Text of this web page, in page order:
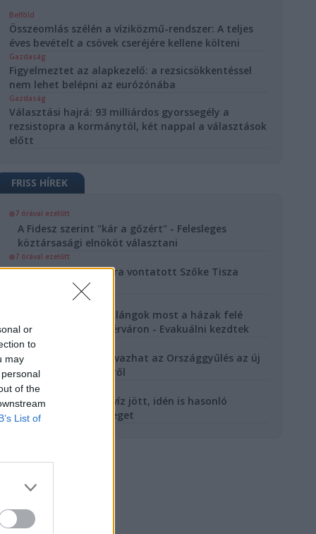
or
to
may
of the
List of
Belföld
Összeomlás szélén a víziközmű-rendszer: A teljes
éves bevételt a csövek cseréjére kellene költeni
Gazdaság
Figyelmeztet az alapkezelő: a rezsicsökkentéssel
nem lehet belépni az eurózónába
Gazdaság
Választási hajrá: 93 milliárdos gyorssegély a
rezsistopra a kormánytól, két nappal a választások
előtt
FRISS HÍREK
7 órával ezelőtt
A Fidesz szerint "kár a gőzért" - Felesleges
köztársasági elnököt választani
7 órával ezelőtt
Kigyulladt a szárazra vontatott Szőke Tisza
gőzhajó Szegeden
Feltámadt a szél, a lángok most a házak felé
kúsznak Székesfehérváron - Evakuálni kezdtek
8 órával ezelőtt
Jövőhét kedden szavazhat az Országgyűlés az új
köztársasági elnökről
9 órával ezelőtt
2024 nyara után árvíz jött, idén is hasonló
forgatókönyv fenyeget